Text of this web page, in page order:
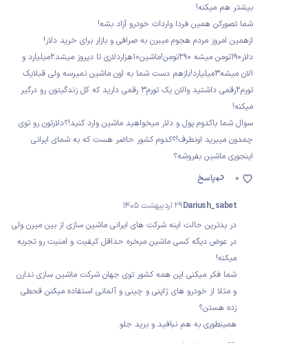
بیشتر هم میکنه!
شما تصورکن همین فردا واردات خودرو آزاد بشه!
ازهمین امروز مردم هجوم میبرن به صرافی و بازار برای خرید دلار!
دلار190تومن میشه 290تومن!ماشین10هزاردلاری تا دیروز میشد2میلیارد و
الان میشه3میلیارد!بازهم دست شما به اون ماشین نمیرسه ولی قبلایک
تورم2رقمی داشتید والان یک تورم3 رقمی دارید که کل زندگیتون رو درگیر
میکنه!
سوال شما باکدوم پول و دلار میخواهید ماشین وارد کنید!؟دلارتون رو توی
چمدون میبرید اونطرف!؟کدوم کشور حاضر هست که به شمای ایرانی
اینجوری ماشین بفروشه؟
پاسخ
0
Dariush_sabet29 اردیبهشت 1405
در بدترین حالت اینه شرکت های ایرانی ماشین سازی از بین میرن ولی
در عوض دیگه کسی ماشین میخره حداقل کیفیت و امنیت رو تجربه
میکنه!
شما فکر میکنی این همه کشور توی جهان شرکت ماشین سازی ندارن
و مثلا از خودرو های ژاپنی و چینی و آلمانی استفاده میکنن قحطی
زده هستن؟
همینطوری به هم نبافید و برید جلو.